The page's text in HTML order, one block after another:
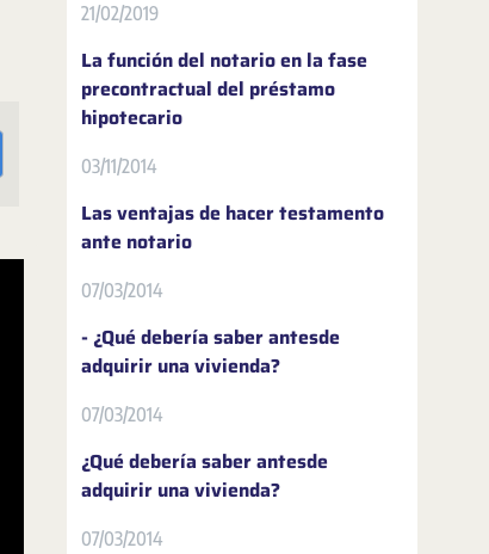
21/02/2019
La función del notario en la fase
precontractual del préstamo
hipotecario
03/11/2014
Las ventajas de hacer testamento
ante notario
07/03/2014
- ¿Qué debería saber antesde
adquirir una vivienda?
07/03/2014
¿Qué debería saber antesde
adquirir una vivienda?
07/03/2014